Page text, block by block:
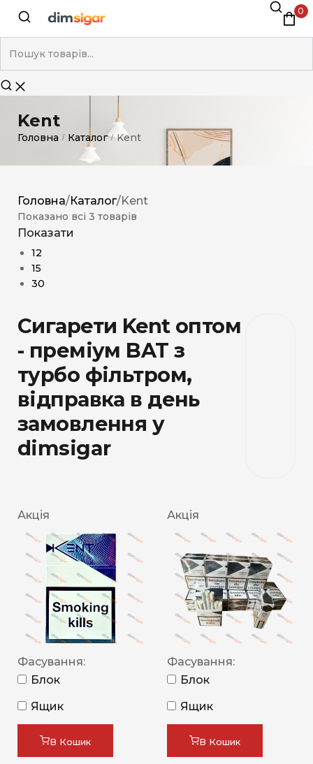
0
Kent
Головна / Каталог / Kent
Головна/Каталог/Kent
Показано всі 3 товарів
Показати
12
15
30
Сигарети Kent оптом
- преміум BAT з
турбо фільтром,
відправка в день
замовлення у
dimsigar
Акція
Фасування:
Блок
Ящик
В Кошик
Акція
Фасування:
Блок
Ящик
В Кошик